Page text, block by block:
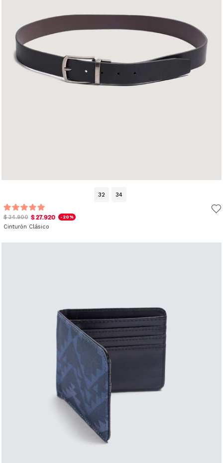
32 34
$ 34.900 $ 27.920 -20%
Cinturón Clásico